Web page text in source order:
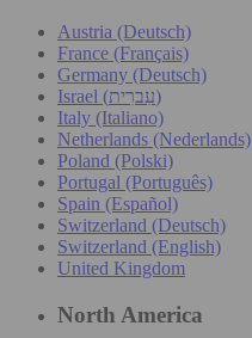
Austria (Deutsch)
France (Français)
Germany (Deutsch)
Israel (עִברִית)
Italy (Italiano)
Netherlands (Nederlands)
Poland (Polski)
Portugal (Português)
Spain (Español)
Switzerland (Deutsch)
Switzerland (English)
United Kingdom
North America